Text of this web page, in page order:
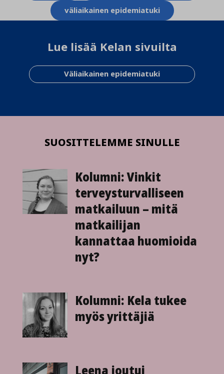
väliaikainen epidemiatuki
Lue lisää Kelan sivuilta
Väliaikainen epidemiatuki
SUOSITTELEMME SINULLE
Kolumni: Vinkit
terveysturvalliseen
matkailuun – mitä
matkailijan
kannattaa huomioida
nyt?
Kolumni: Kela tukee
myös yrittäjiä